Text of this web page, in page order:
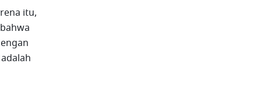
itu,
adalah